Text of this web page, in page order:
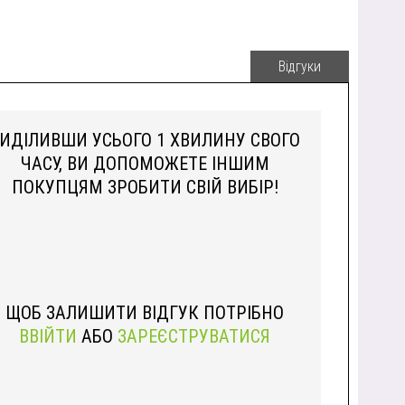
Відгуки
УСЬОГО 1 ХВИЛИНУ СВОГО
ЧАСУ, ВИ ДОПОМОЖЕТЕ ІНШИМ
ПОКУПЦЯМ ЗРОБИТИ СВІЙ ВИБІР!
ЩОБ ЗАЛИШИТИ ВІДГУК ПОТРІБНО
ВВІЙТИ АБО ЗАРЕЄСТРУВАТИСЯ